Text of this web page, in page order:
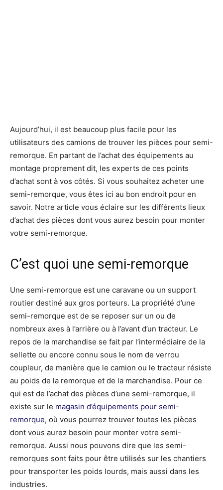
Aujourd’hui, il est beaucoup plus facile pour les
utilisateurs des camions de trouver les pièces pour semi-
remorque. En partant de l’achat des équipements au
montage proprement dit, les experts de ces points
d’achat sont à vos côtés. Si vous souhaitez acheter une
semi-remorque, vous êtes ici au bon endroit pour en
savoir. Notre article vous éclaire sur les différents lieux
d’achat des pièces dont vous aurez besoin pour monter
votre semi-remorque.
C’est quoi une semi-remorque
Une semi-remorque est une caravane ou un support
routier destiné aux gros porteurs. La propriété d’une
semi-remorque est de se reposer sur un ou de
nombreux axes à l’arrière ou à l’avant d’un tracteur. Le
repos de la marchandise se fait par l’intermédiaire de la
sellette ou encore connu sous le nom de verrou
coupleur, de manière que le camion ou le tracteur résiste
au poids de la remorque et de la marchandise. Pour ce
qui est de l’achat des pièces d’une semi-remorque, il
existe sur le magasin d’équipements pour semi-
remorque, où vous pourrez trouver toutes les pièces
dont vous aurez besoin pour monter votre semi-
remorque. Aussi nous pouvons dire que les semi-
remorques sont faits pour être utilisés sur les chantiers
pour transporter les poids lourds, mais aussi dans les
industries.